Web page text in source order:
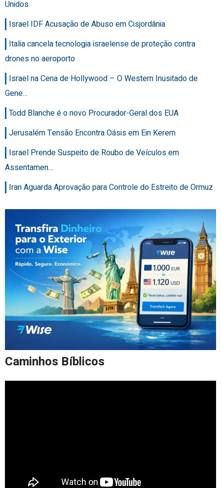
Unidos
Israel IDF Acusação de Abuso em Cisjordânia
Italia cancela tecnologia israelense de proteção contra
drones no aeroporto
Israel na Cena de Hollywood – O Western Inusitado de
Gene…
Todd Blanche é o novo Procurador-Geral dos EUA
Jerusalém Tensão Encontra Oásis em Ein Kerem
Israel Prende Suspeito de Roubo de Veículos em
Assentamen…
Iran Aguarda Aprovação para Controle do Estreito de Ormuz
Caminhos Bíblicos